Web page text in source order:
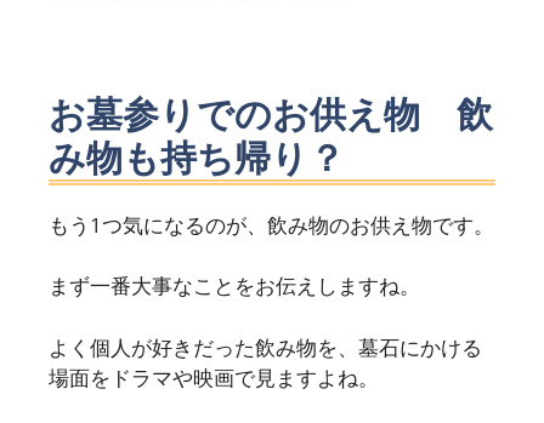
お墓参りでのお供え物 飲
み物も持ち帰り？
もう1つ気になるのが、飲み物のお供え物です。
まず一番大事なことをお伝えしますね。
よく個人が好きだった飲み物を、墓石にかける
場面をドラマや映画で見ますよね。